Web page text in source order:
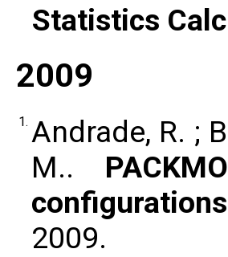
Statistics
2009
1. Andrade, R. ;
M..
2009.